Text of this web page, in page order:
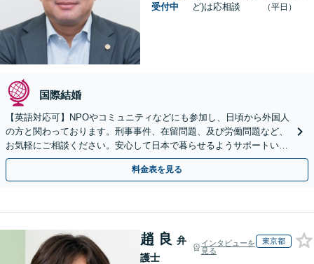
受付中
ど)は応相談
（平日）
国際結婚
【英語対応可】NPOやコミュニティなどにも参加し、日頃から外国人
の方と関わっております。刑事事件、在留問題、及び労働問題など、
お気軽にご相談ください。安心して日本で暮らせるようサポートいた
します【夜間・休日相談OK】【北浜駅2分】
料金表を見る
趙 良 弁
護士
インタビューを
見る
東京都